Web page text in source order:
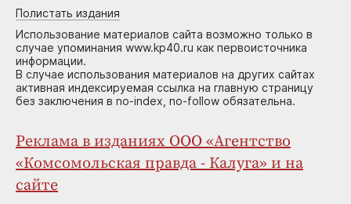
Полистать издания
Использование материалов сайта возможно только в
случае упоминания www.kp40.ru как первоисточника
информации.
В случае использования материалов на других сайтах
активная индексируемая ссылка на главную страницу
без заключения в no-index, no-follow обязательна.
Реклама в изданиях ООО «Агентство
«Комсомольская правда - Калуга» и на
сайте